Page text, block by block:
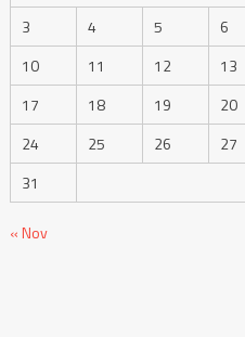
3
4 5 6
10
11 12 13
17
18 19 20
24
25 26 27
31
« Nov